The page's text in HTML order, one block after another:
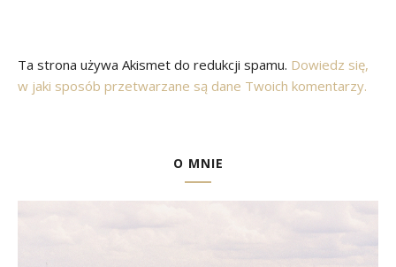
Ta strona używa Akismet do redukcji spamu. Dowiedz się,
w jaki sposób przetwarzane są dane Twoich komentarzy.
O MNIE